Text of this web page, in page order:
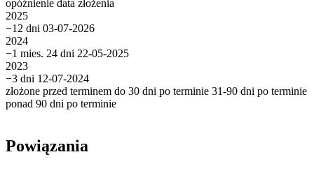
opóźnienie data złożenia
2025
−12 dni 03-07-2026
2024
−1 mies. 24 dni 22-05-2025
2023
−3 dni 12-07-2024
złożone przed terminem do 30 dni po terminie 31-90 dni po terminie
ponad 90 dni po terminie
Powiązania